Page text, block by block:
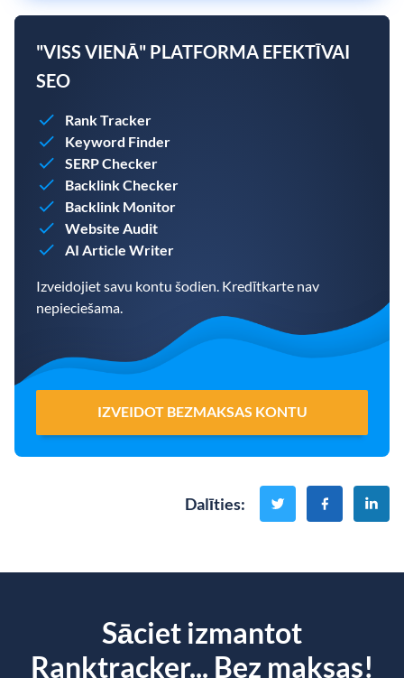
"VISS VIENĀ" PLATFORMA EFEKTĪVAI
SEO
Rank Tracker
Keyword Finder
SERP Checker
Backlink Checker
Backlink Monitor
Website Audit
AI Article Writer
Izveidojiet savu kontu šodien. Kredītkarte nav
nepieciešama.
IZVEIDOT BEZMAKSAS KONTU
Dalīties:
Sāciet izmantot
Ranktracker... Bez maksas!